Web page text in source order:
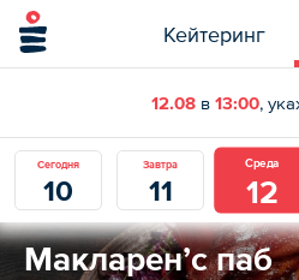
Кейтеринг
12.08в 13:00,
Сегодня
10
Завтра
11
Среда
12
Макларен’с паб